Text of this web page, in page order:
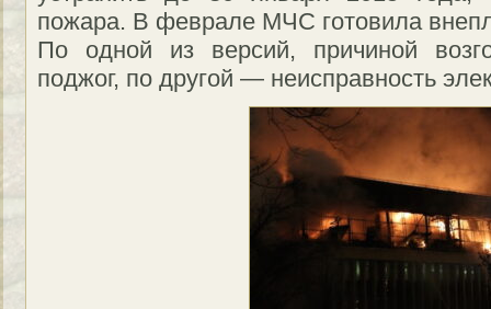
пожара. В феврале МЧС готовила
По одной из версий, причиной
поджог, по другой — неисправность